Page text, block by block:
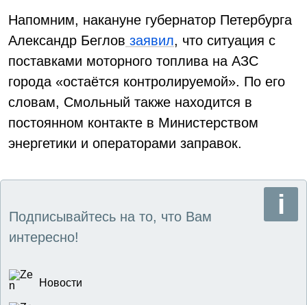
Напомним, накануне губернатор Петербурга
Александр Беглов заявил, что ситуация с
поставками моторного топлива на АЗС
города «остаётся контролируемой». По его
словам, Смольный также находится в
постоянном контакте в Министерством
энергетики и операторами заправок.
Подписывайтесь на то, что Вам
интересно!
Новости